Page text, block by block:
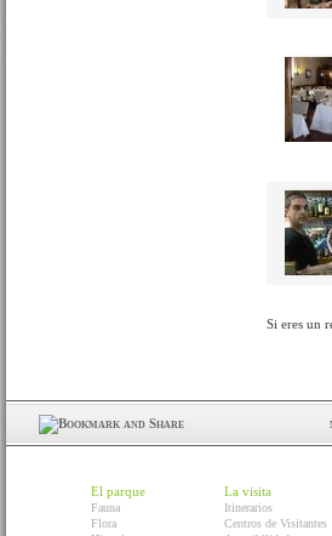
Si eres un
El parque
Fauna
Flora
La visita
Itinerarios
Centros de Visitantes